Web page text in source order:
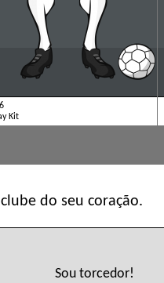
Kit
do seu coração.
Sou torcedor!